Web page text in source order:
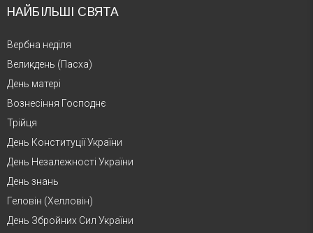
НАЙБІЛЬШІ СВЯТА
Вербна неділя
Великдень (Пасха)
День матері
Вознесіння Господнє
Трійця
День Конституції України
День Незалежності України
День знань
Геловін (Хелловін)
День Збройних Сил України